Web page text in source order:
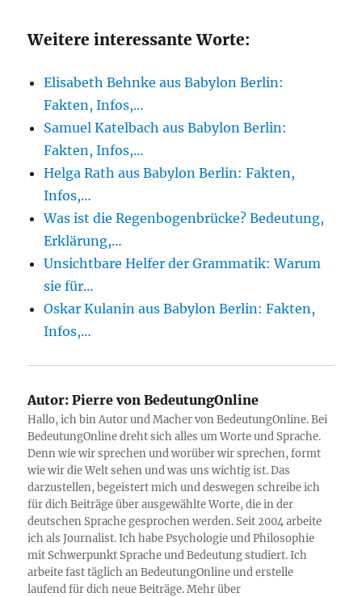
Weitere interessante Worte:
Elisabeth Behnke aus Babylon Berlin:
Fakten, Infos,…
Samuel Katelbach aus Babylon Berlin:
Fakten, Infos,…
Helga Rath aus Babylon Berlin: Fakten,
Infos,…
Was ist die Regenbogenbrücke? Bedeutung,
Erklärung,…
Unsichtbare Helfer der Grammatik: Warum
sie für…
Oskar Kulanin aus Babylon Berlin: Fakten,
Infos,…
Autor: Pierre von BedeutungOnline
Hallo, ich bin Autor und Macher von BedeutungOnline. Bei
BedeutungOnline dreht sich alles um Worte und Sprache.
Denn wie wir sprechen und worüber wir sprechen, formt
wie wir die Welt sehen und was uns wichtig ist. Das
darzustellen, begeistert mich und deswegen schreibe ich
für dich Beiträge über ausgewählte Worte, die in der
deutschen Sprache gesprochen werden. Seit 2004 arbeite
ich als Journalist. Ich habe Psychologie und Philosophie
mit Schwerpunkt Sprache und Bedeutung studiert. Ich
arbeite fast täglich an BedeutungOnline und erstelle
laufend für dich neue Beiträge. Mehr über